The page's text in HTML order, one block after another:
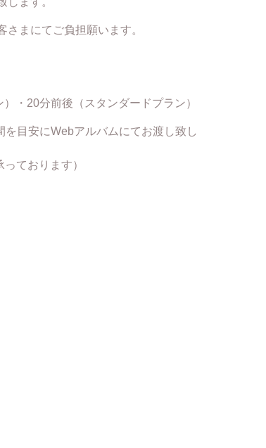
まにてご負担願います。
・20分前後（スタンダードプラン）
を目安にWebアルバムにてお渡し致し
ております）